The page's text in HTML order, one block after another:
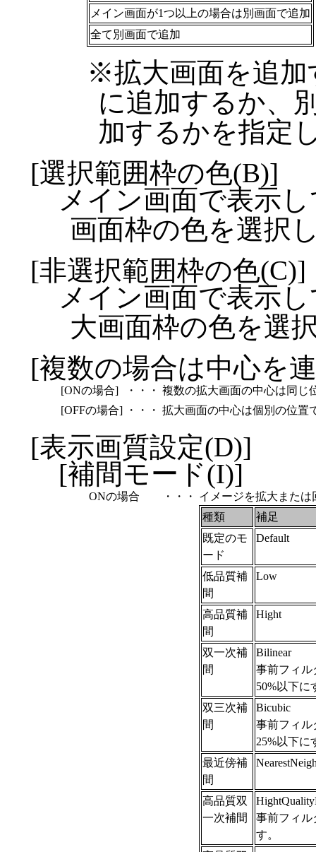
メイン画面が1つ以上の場合は別画面で追加
全て別画面で追加
※拡大画面を追加
に追加するか、
加するかを指定
[選択範囲枠の色(B)]
メイン画面で表示
画面枠の色を選択
[非選択範囲枠の色(C)]
メイン画面で表示
大画面枠の色を選
[複数の場合は中心を
[ONの場合] ・・・ 複数の拡大画面の中心は同じ
[OFFの場合]
・・・ 拡大画面の中心は個別の位置
[表示画質設定(D)]
[補間モード(I)]
ONの場合 ・・・
イメージを拡大また
種類
補足
既定のモ
ード
Default
低品質補
間
Low
高品質補
間
Hight
双一次補
間
Bilinear
事前フィル
50%以下に
双三次補
間
Bicubic
事前フィル
25%以下に
最近傍補
間
高品質双
一次補間
事前フィル
す。